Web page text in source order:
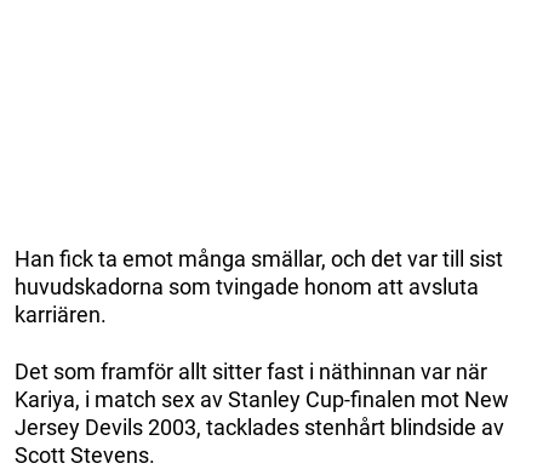
Han fick ta emot många smällar, och det var till sist
huvudskadorna som tvingade honom att avsluta
karriären.
Det som framför allt sitter fast i näthinnan var när
Kariya, i match sex av Stanley Cup-finalen mot New
Jersey Devils 2003, tacklades stenhårt blindside av
Scott Stevens.